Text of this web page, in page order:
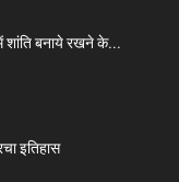
शांति बनाये रखने के...
इतिहास